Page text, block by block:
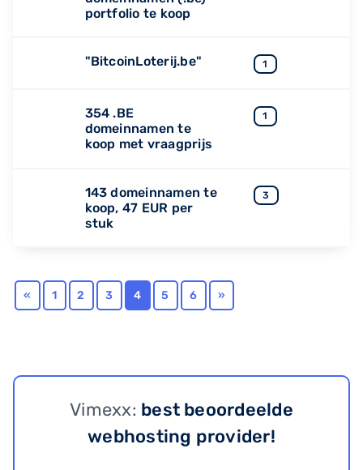
portfolio te koop
"BitcoinLoterij.be" 1
354 .BE
domeinnamen te
koop met vraagprijs
1
143 domeinnamen te
koop, 47 EUR per
stuk
3
« 1 2 3 4 5 6 »
Vimexx: best beoordeelde
webhosting provider!